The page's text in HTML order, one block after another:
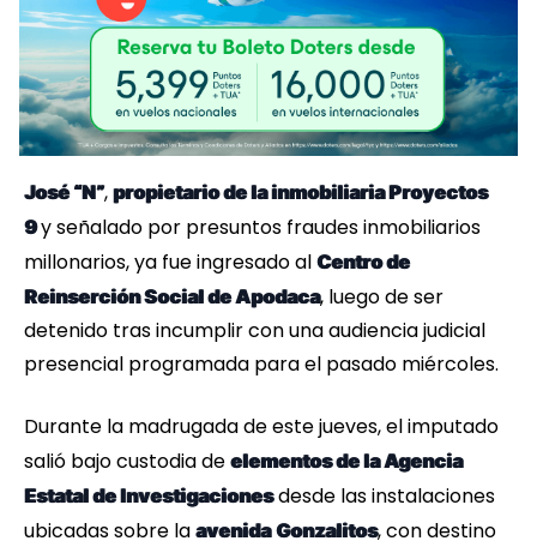
José “N”, propietario de la inmobiliaria Proyectos
9y señalado por presuntos fraudes inmobiliarios
millonarios, ya fue ingresado al Centro de
Reinserción Social de Apodaca, luego de ser
detenido tras incumplir con una audiencia judicial
presencial programada para el pasado miércoles.
Durante la madrugada de este jueves, el imputado
salió bajo custodia de elementos de la Agencia
Estatal de Investigacionesdesde las instalaciones
ubicadas sobre la avenida Gonzalitos, con destino